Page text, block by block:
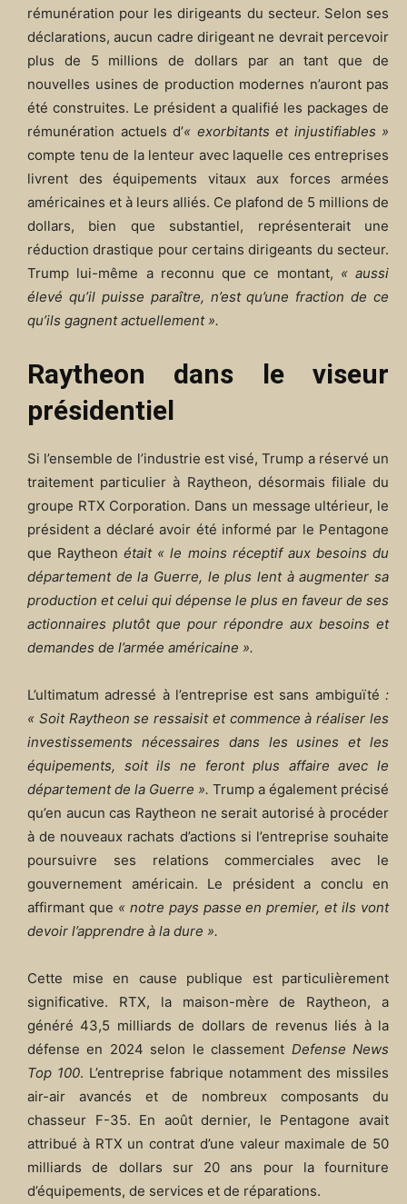
rémunération pour les dirigeants du secteur. Selon ses
déclarations, aucun cadre dirigeant ne devrait percevoir
plus de 5 millions de dollars par an tant que de
nouvelles usines de production modernes n’auront pas
été construites. Le président a qualifié les packages de
rémunération actuels d’« exorbitants et injustifiables »
compte tenu de la lenteur avec laquelle ces entreprises
livrent des équipements vitaux aux forces armées
américaines et à leurs alliés. Ce plafond de 5 millions de
dollars, bien que substantiel, représenterait une
réduction drastique pour certains dirigeants du secteur.
Trump lui-même a reconnu que ce montant, « aussi
élevé qu’il puisse paraître, n’est qu’une fraction de ce
qu’ils gagnent actuellement ».
Raytheon dans le viseur
présidentiel
Si l’ensemble de l’industrie est visé, Trump a réservé un
traitement particulier à Raytheon, désormais filiale du
groupe RTX Corporation. Dans un message ultérieur, le
président a déclaré avoir été informé par le Pentagone
que Raytheonétait « le moins réceptif aux besoins du
département de la Guerre, le plus lent à augmenter sa
production et celui qui dépense le plus en faveur de ses
actionnaires plutôt que pour répondre aux besoins et
demandes de l’armée américaine ».
L’ultimatum adressé à l’entreprise est sans ambiguïté :
« Soit Raytheon se ressaisit et commence à réaliser les
investissements nécessaires dans les usines et les
équipements, soit ils ne feront plus affaire avec le
département de la Guerre ». Trump a également précisé
qu’en aucun cas Raytheon ne serait autorisé à procéder
à de nouveaux rachats d’actions si l’entreprise souhaite
poursuivre ses relations commerciales avec le
gouvernement américain. Le président a conclu en
affirmant que « notre pays passe en premier, et ils vont
devoir l’apprendre à la dure ».
Cette mise en cause publique est particulièrement
significative. RTX, la maison-mère de Raytheon, a
généré 43,5 milliards de dollars de revenus liés à la
défense en 2024 selon le classement Defense News
Top 100. L’entreprise fabrique notamment des missiles
air-air avancés et de nombreux composants du
chasseur F-35. En août dernier, le Pentagone avait
attribué à RTX un contrat d’une valeur maximale de 50
milliards de dollars sur 20 ans pour la fourniture
d’équipements, de services et de réparations.